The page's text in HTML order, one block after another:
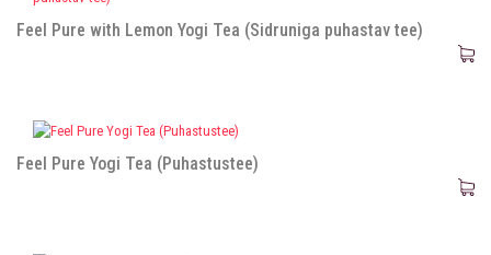
Feel Pure with Lemon Yogi Tea (Sidruniga puhastav tee)
Feel Pure Yogi Tea (Puhastustee)